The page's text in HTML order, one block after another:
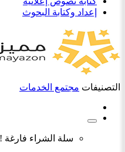
إعداد وكتابة البحوث
التصنيفات مجتمع الخدمات
سلة الشراء فارغة !